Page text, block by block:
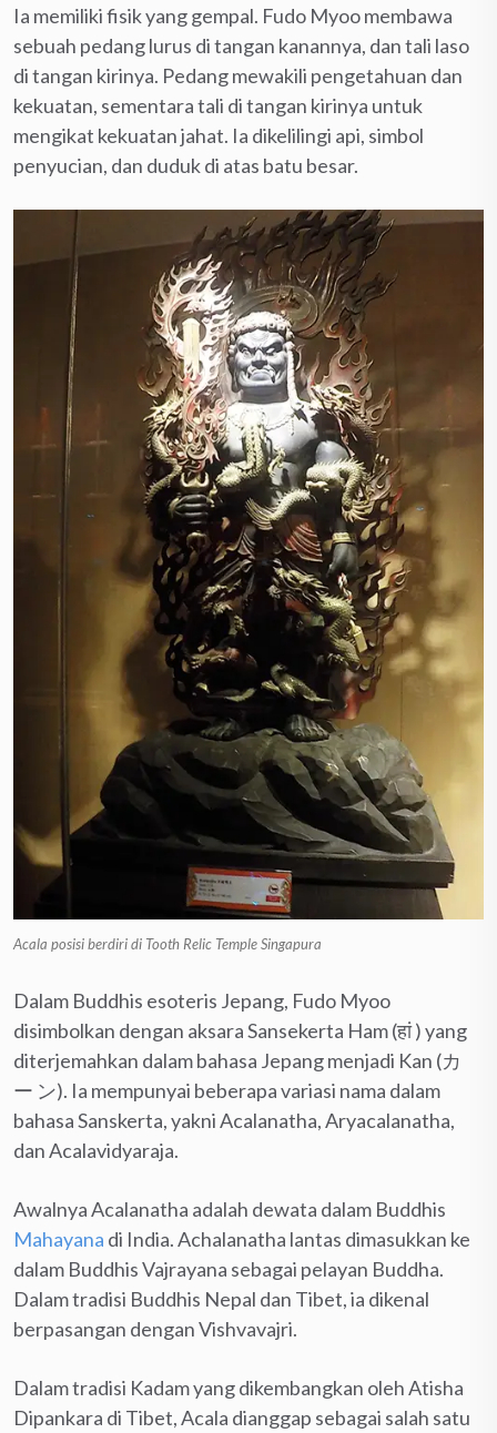
Ia memiliki fisik yang gempal. Fudo Myoo membawa
sebuah pedang lurus di tangan kanannya, dan tali laso
di tangan kirinya. Pedang mewakili pengetahuan dan
kekuatan, sementara tali di tangan kirinya untuk
mengikat kekuatan jahat. Ia dikelilingi api, simbol
penyucian, dan duduk di atas batu besar.
Acala posisi berdiri di Tooth Relic Temple Singapura
Dalam Buddhis esoteris Jepang, Fudo Myoo
disimbolkan dengan aksara Sansekerta Ham (हां ) yang
diterjemahkan dalam bahasa Jepang menjadi Kan (カ
ー ン). Ia mempunyai beberapa variasi nama dalam
bahasa Sanskerta, yakni Acalanatha, Aryacalanatha,
dan Acalavidyaraja.
Awalnya Acalanatha adalah dewata dalam Buddhis
Mahayana di India. Achalanatha lantas dimasukkan ke
dalam Buddhis Vajrayana sebagai pelayan Buddha.
Dalam tradisi Buddhis Nepal dan Tibet, ia dikenal
berpasangan dengan Vishvavajri.
Dalam tradisi Kadam yang dikembangkan oleh Atisha
Dipankara di Tibet, Acala dianggap sebagai salah satu